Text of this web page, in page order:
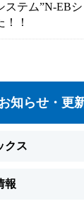
ステム”N-EB
！
知らせ・更
クス
報